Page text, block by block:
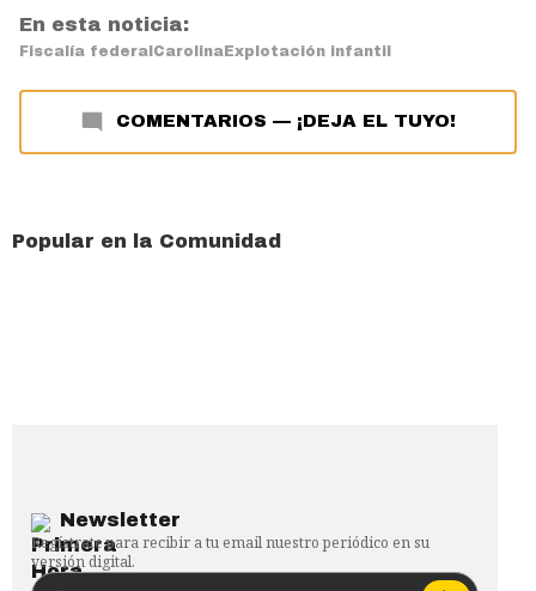
En esta noticia:
Fiscalía federal Carolina Explotación infantil
COMENTARIOS — ¡DEJA EL TUYO!
Popular en la Comunidad
Newsletter
Regístrate para recibir a tu email nuestro periódico en su
versión digital.